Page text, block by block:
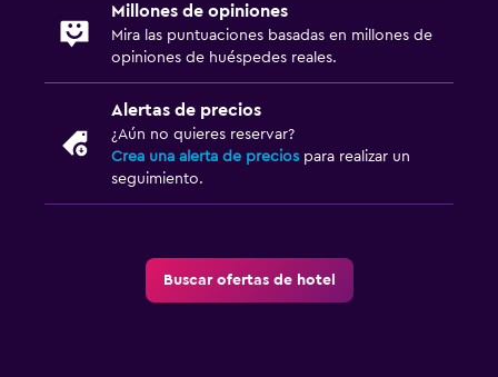
Millones de opiniones
Mira las puntuaciones basadas en millones de
opiniones de huéspedes reales.
Alertas de precios
¿Aún no quieres reservar?
Crea una alerta de precios para realizar un
seguimiento.
Buscar ofertas de hotel